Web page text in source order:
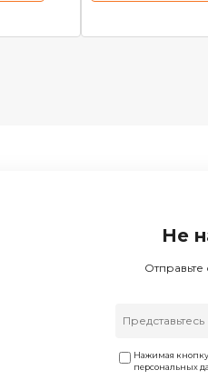
Не
Нажимая кнопку
персональных